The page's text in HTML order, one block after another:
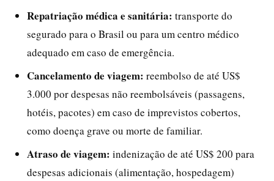
Repatriação médica e sanitária: transporte do
segurado para o Brasil ou para um centro médico
adequado em caso de emergência.
Cancelamento de viagem: reembolso de até US$
3.000 por despesas não reembolsáveis (passagens,
hotéis, pacotes) em caso de imprevistos cobertos,
como doença grave ou morte de familiar.
Atraso de viagem: indenização de até US$ 200 para
despesas adicionais (alimentação, hospedagem)